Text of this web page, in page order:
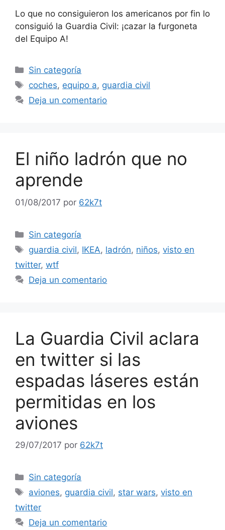
Lo que no consiguieron los americanos por fin lo
consiguió la Guardia Civil: ¡cazar la furgoneta
del Equipo A!
Categorías
Sin categoría
Etiquetas
coches, equipo a, guardia civil
Deja un comentario
El niño ladrón que no
aprende
01/08/2017 por 62k7t
Categorías
Sin categoría
Etiquetas
guardia civil, IKEA, ladrón, niños,visto en
twitter, wtf
Deja un comentario
La Guardia Civil aclara
en twitter si las
espadas láseres están
permitidas en los
aviones
29/07/2017 por 62k7t
Categorías
Sin categoría
Etiquetas
aviones, guardia civil, star wars,visto en
twitter
Deja un comentario